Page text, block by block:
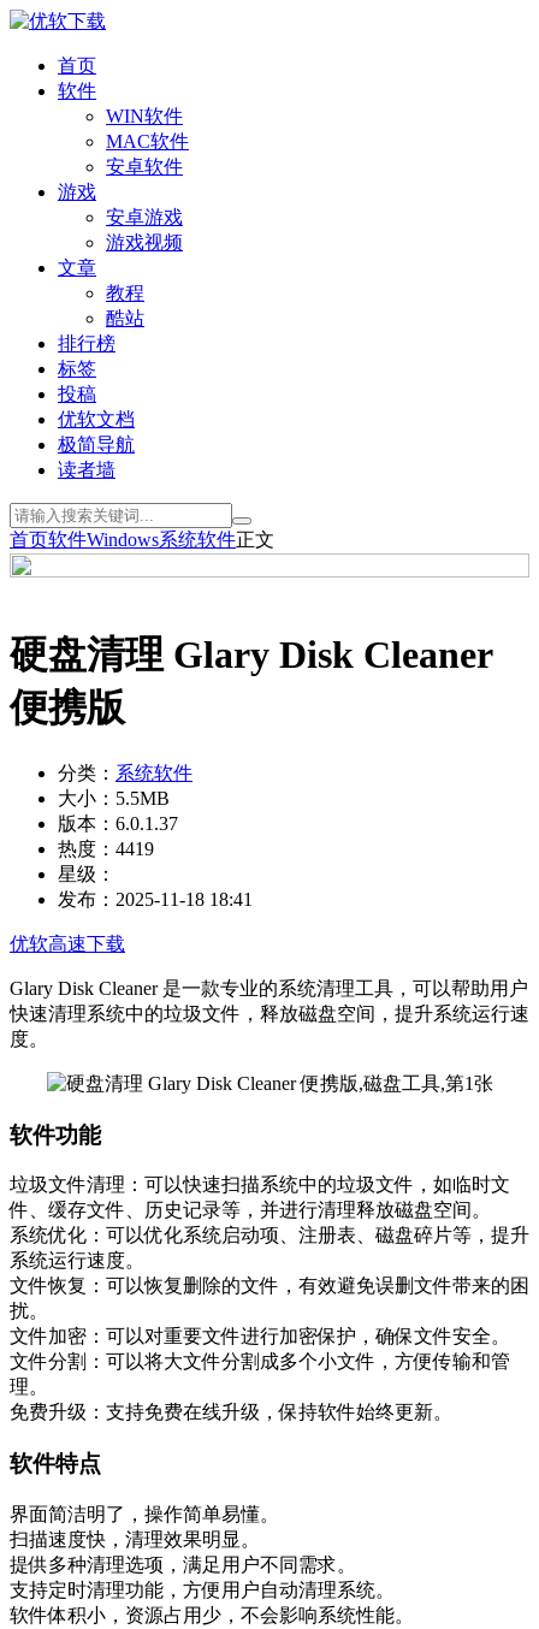
首页
软件
WIN软件
MAC软件
安卓软件
游戏
安卓游戏
游戏视频
文章
教程
酷站
排行榜
标签
投稿
优软文档
极简导航
读者墙
首页软件Windows系统软件正文
硬盘清理 Glary Disk Cleaner
便携版
分类： 系统软件
大小： 5.5MB
版本： 6.0.1.37
热度： 4419
星级：
发布： 2025-11-18 18:41
优软高速下载
Glary Disk Cleaner 是一款专业的系统清理工具，可以帮助用户
快速清理系统中的垃圾文件，释放磁盘空间，提升系统运行速
度。
软件功能
垃圾文件清理：可以快速扫描系统中的垃圾文件，如临时文
件、缓存文件、历史记录等，并进行清理释放磁盘空间。
系统优化：可以优化系统启动项、注册表、磁盘碎片等，提升
系统运行速度。
文件恢复：可以恢复删除的文件，有效避免误删文件带来的困
扰。
文件加密：可以对重要文件进行加密保护，确保文件安全。
文件分割：可以将大文件分割成多个小文件，方便传输和管
理。
免费升级：支持免费在线升级，保持软件始终更新。
软件特点
界面简洁明了，操作简单易懂。
扫描速度快，清理效果明显。
提供多种清理选项，满足用户不同需求。
支持定时清理功能，方便用户自动清理系统。
软件体积小，资源占用少，不会影响系统性能。